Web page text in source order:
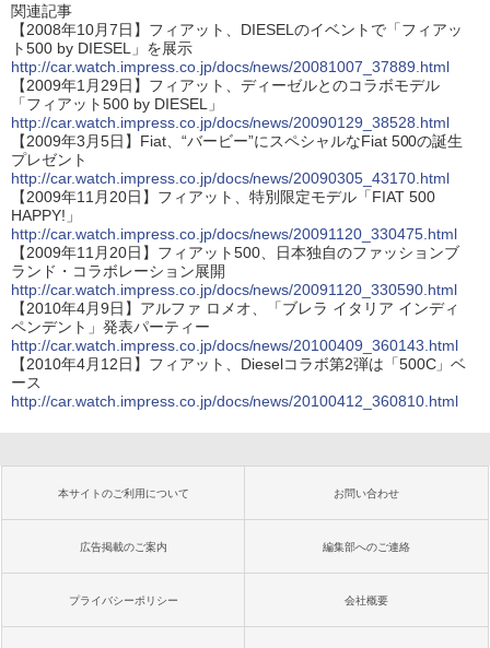
関連記事
【2008年10月7日】フィアット、DIESELのイベントで「フィアッ
ト500 by DIESEL」を展示
http://car.watch.impress.co.jp/docs/news/20081007_37889.html
【2009年1月29日】フィアット、ディーゼルとのコラボモデル
「フィアット500 by DIESEL」
http://car.watch.impress.co.jp/docs/news/20090129_38528.html
【2009年3月5日】Fiat、“バービー”にスペシャルなFiat 500の誕生
プレゼント
http://car.watch.impress.co.jp/docs/news/20090305_43170.html
【2009年11月20日】フィアット、特別限定モデル「FIAT 500
HAPPY!」
http://car.watch.impress.co.jp/docs/news/20091120_330475.html
【2009年11月20日】フィアット500、日本独自のファッションブ
ランド・コラボレーション展開
http://car.watch.impress.co.jp/docs/news/20091120_330590.html
【2010年4月9日】アルファ ロメオ、「ブレラ イタリア インディ
ペンデント」発表パーティー
http://car.watch.impress.co.jp/docs/news/20100409_360143.html
【2010年4月12日】フィアット、Dieselコラボ第2弾は「500C」ベ
ース
http://car.watch.impress.co.jp/docs/news/20100412_360810.html
本サイトのご利用について お問い合わせ
広告掲載のご案内 編集部へのご連絡
プライバシーポリシー 会社概要